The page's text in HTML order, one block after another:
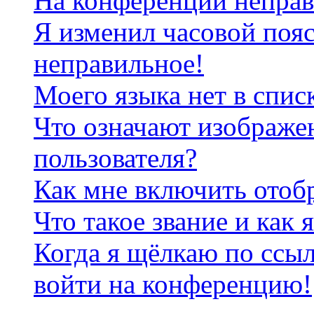
Я изменил часовой
неправильное!
Моего языка нет в
Что означают
пользователя?
Как мне включить
Что такое звание и как
Когда я щёлкаю по
войти на конференцию!